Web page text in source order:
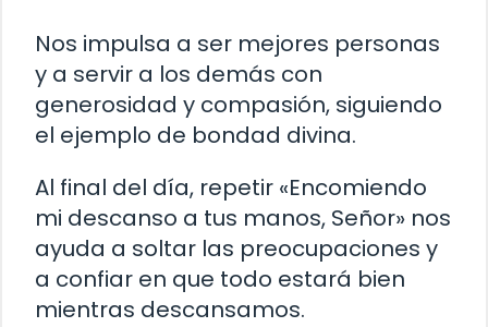
Nos impulsa a ser mejores personas
y a servir a los demás con
generosidad y compasión, siguiendo
el ejemplo de bondad divina.
Al final del día, repetir «Encomiendo
mi descanso a tus manos, Señor» nos
ayuda a soltar las preocupaciones y
a confiar en que todo estará bien
mientras descansamos.